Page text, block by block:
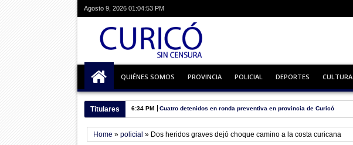
Agosto 9, 2026 01:04:54 PM
QUIÉNES SOMOS PROVINCIA POLICIAL DEPORTES CULTURA
Titulares 6:34 PM Cuatro detenidos en ronda preventiva en provincia de Curicó
Home » policial » Dos heridos graves dejó choque camino a la costa curicana